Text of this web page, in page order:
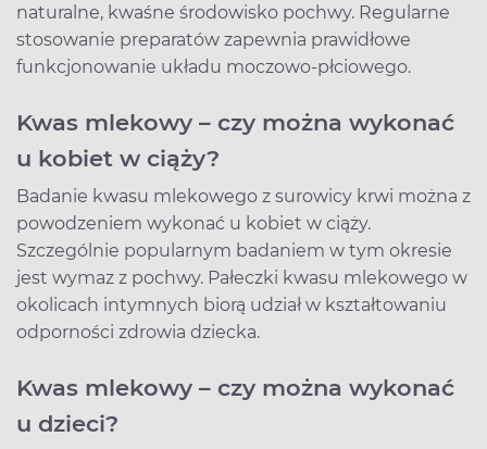
naturalne, kwaśne środowisko pochwy. Regularne
stosowanie preparatów zapewnia prawidłowe
funkcjonowanie układu moczowo-płciowego.
Kwas mlekowy – czy można wykonać
u kobiet w ciąży?
Badanie kwasu mlekowego z surowicy krwi można z
powodzeniem wykonać u kobiet w ciąży.
Szczególnie popularnym badaniem w tym okresie
jest wymaz z pochwy. Pałeczki kwasu mlekowego w
okolicach intymnych biorą udział w kształtowaniu
odporności zdrowia dziecka.
Kwas mlekowy – czy można wykonać
u dzieci?